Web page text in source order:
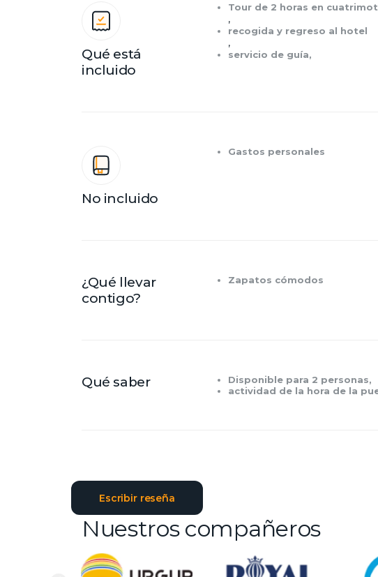
Qué está
incluido
Tour de 2 horas en
,
recogida y regreso al hotel
,
servicio de guía,
No incluido
Gastos personales
¿Qué llevar
contigo?
Zapatos cómodos
Qué saber
Disponible para 2 personas,
actividad de la hora de la
Escribir reseña
Nuestros compañeros